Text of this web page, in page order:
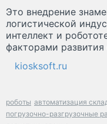
Это внедрение
логистической
интеллект и
факторами развития
kiosksoft.ru
роботы автоматизация
погрузочно-разгрузочные